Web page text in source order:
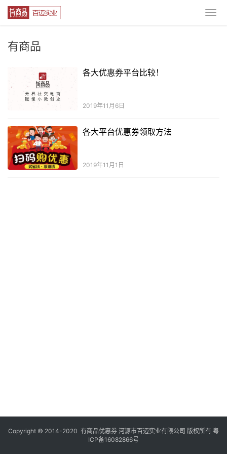
有商品
各大优惠券平台比较！
2019年11月6日
各大平台优惠券领取方法
2019年11月1日
Copyright © 2014-2020 有商品优惠券 河源市百迈实业有限公司 版权所有 粤
ICP备16082866号